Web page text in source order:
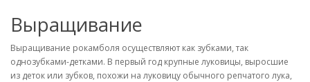
Выращивание
Выращивание рокамболя осуществляют как зубками, так
однозубками-детками. В первый год крупные луковицы, выросшие
из деток или зубков, похожи на луковицу обычного репчатого лука,